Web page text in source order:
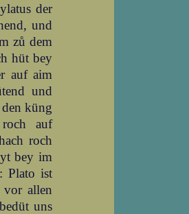
der
und
zů dem
hüt bey
auf aim
und
küng
auf
roch
bey im
Plato ist
allen
uns